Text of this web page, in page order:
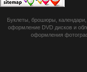
botsetto.ru -
photoshop,
шрифты,
Буклеты, брошюры, календари,
оформление DVD дисков и
оформления